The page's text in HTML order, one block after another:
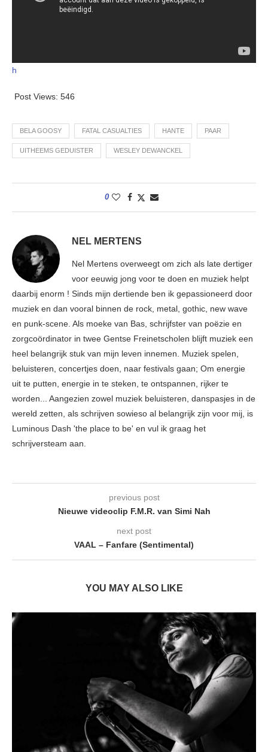
h
Post Views: 546
BELA GOOSY FATAL CASUALTIES HANTE PAAR
UITHEEMS GEDUISTER WESLEY DEWANCKEL
0
NEL MERTENS
Nel Mertens overweegt om zich als late dertiger
voor eeuwig jong voor te doen en muziek helpt
daarbij enorm ! Sinds mijn dertiende ben ik gepassioneerd door
muziek en dan vooral binnen de rock, metal, gothic, new wave
en punk-scene. Als moeke van Bas, schrijfster van poëzie en
zorgcoördinator in twee Gentse Freinetscholen blijft muziek een
heel belangrijk stuk van mijn leven innemen. Muziek spelen,
beluisteren, concertjes doen, naar festivals gaan; Om energie
uit te putten, energie in te steken, te ontspannen, rijker te
worden... Aangezien zowel muziek beluisteren, danspasjes in de
wereld zetten, als schrijven sowieso al belangrijk zijn voor mij, is
Luminous Dash 'the place to be' en vul ik graag het
schrijversteam aan.
previous post
Nieuwe videoclip F.M.R. van Simi Nah
next post
VAAL – Fanfare (Sentimental)
YOU MAY ALSO LIKE